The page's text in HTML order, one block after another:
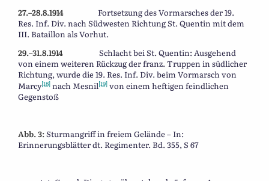
27.–28.8.1914 Fortsetzung des Vormarsches der 19.
Res. Inf. Div. nach Südwesten Richtung St. Quentin mit dem
III. Bataillon als Vorhut.
29.–31.8.1914 Schlacht bei St. Quentin: Ausgehend
von einem weiteren Rückzug der franz. Truppen in südlicher
Richtung, wurde die 19. Res. Inf. Div. beim Vormarsch von
Marcy[18] nach Mesnil[19] von einem heftigen feindlichen
Gegenstoß
Abb. 3:Sturmangriff in freiem Gelände – In:
Erinnerungsblätter dt. Regimenter. Bd. 355, S 67